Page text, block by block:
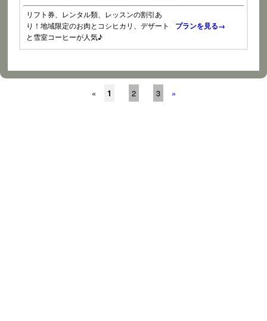
リフト券、レンタル類、レッスンの割引あ
り！地域限定のお肉とコシヒカリ、デザート
と雪室コーヒーが人気♪
プランを見る→
« 1 2 3 »